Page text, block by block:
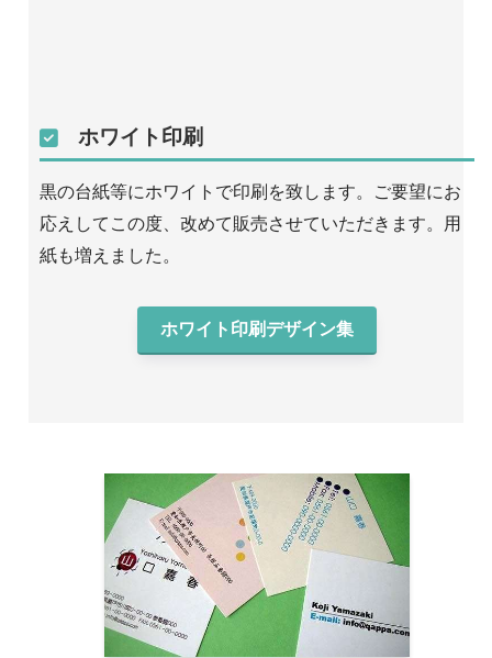
ホワイト印刷
黒の台紙等にホワイトで印刷を致します。ご要望にお
応えしてこの度、改めて販売させていただきます。用
紙も増えました。
ホワイト印刷デザイン集